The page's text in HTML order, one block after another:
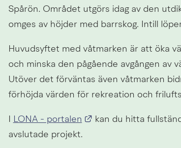
Spårön. Området utgörs idag av den
omges av höjder med barrskog. Intill
Huvudsyftet med våtmarken är att öka
och minska den pågående avgången av
Utöver det förväntas även våtmarken
förhöjda värden för rekreation och
LONA - portalen Länk till annan
kan du hitta
avslutade projekt.